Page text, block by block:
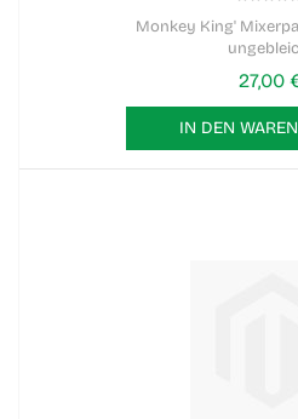
Monkey King'
27,00
IN DEN